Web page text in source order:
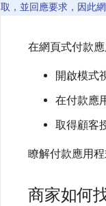
取，並回應要求，因此
在網頁式付款
開啟模式
在付款應
取得顧客
瞭解付款應用
商家如何